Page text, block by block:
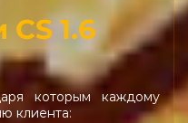
1.6
которым каждому
клиента: